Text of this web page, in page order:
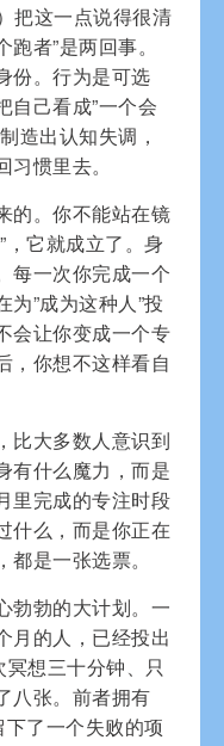
把这一点说得很清
者”是两回事。
份。行为是可选
自己看成”一个会
造出认知失调，
惯里去。
的。你不能站在镜
，它就成立了。身
每一次你完成一个
”成为这种人”投
会让你变成一个专
，你想不这样看自
比大多数人意识到
有什么魔力，而是
里完成的专注时段
什么，而是你正在
是一张选票。
勃勃的大计划。一
月的人，已经投出
想三十分钟、只
八张。前者拥有
下了一个失败的项